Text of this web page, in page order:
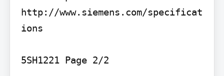
http://www.siemens.com/specificat
ions
5SH1221 Page 2/2